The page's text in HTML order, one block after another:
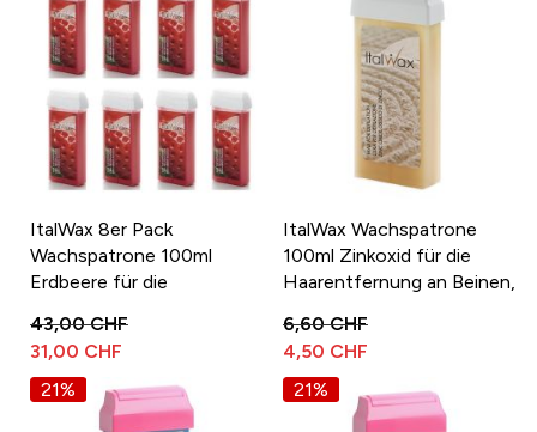
ItalWax 8er Pack
Wachspatrone 100ml
Erdbeere für die
Arme, Brust und Rücken
31,00 CHF
43,00 CHF
ItalWax Wachspatrone
100ml Zinkoxid für die
Haarentfernung an Beinen,
4,50 CHF
6,60 CHF
21% 21%